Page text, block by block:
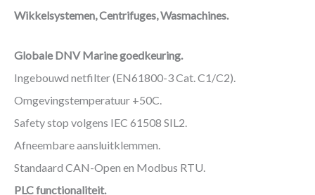
Wikkelsystemen, Centrifuges, Wasmachines.
Globale DNV Marine goedkeuring.
Ingebouwd netfilter (EN61800-3 Cat. C1/C2).
Omgevingstemperatuur +50C.
Safety stop volgens IEC 61508 SIL2.
Afneembare aansluitklemmen.
Standaard CAN-Open en Modbus RTU.
PLC functionaliteit.